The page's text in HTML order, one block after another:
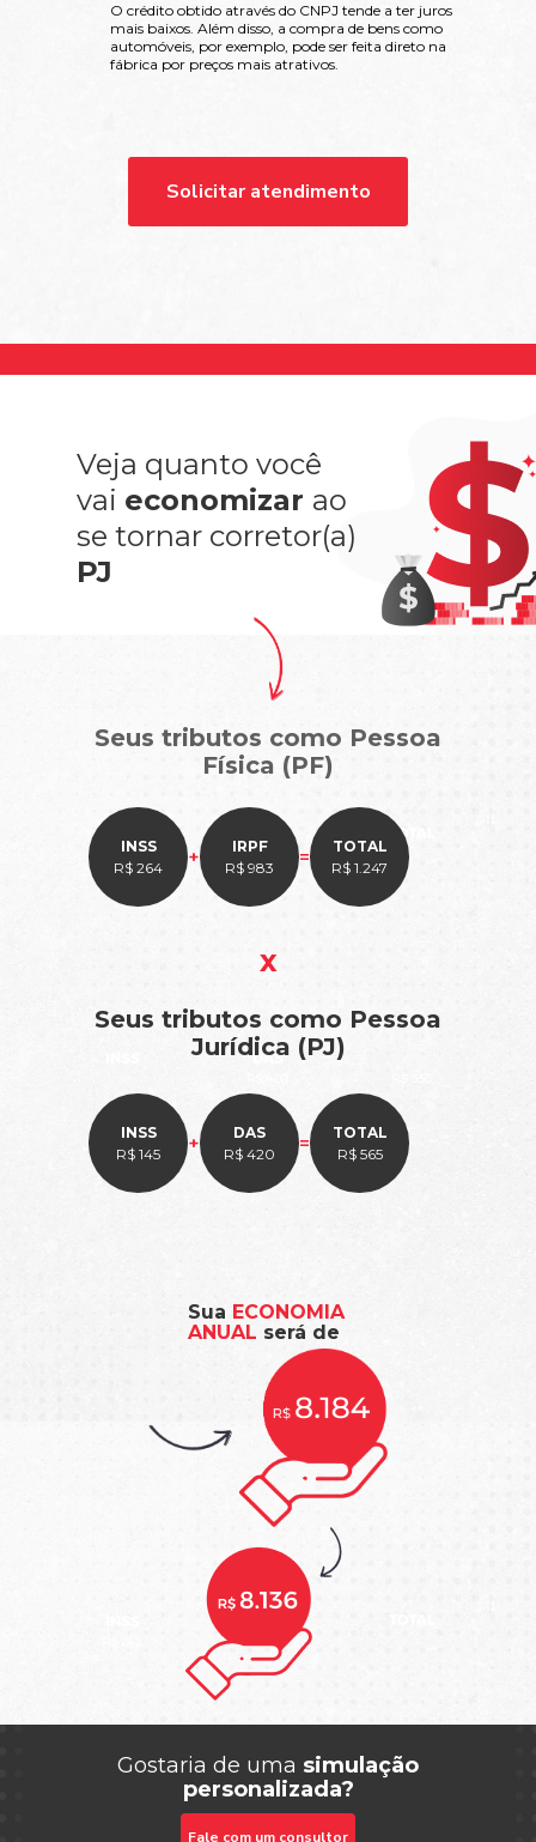
O crédito obtido através do CNPJ tende a ter juros
mais baixos. Além disso, a compra de bens como
automóveis, por exemplo, pode ser feita direto na
fábrica por preços mais atrativos.
Solicitar atendimento
Veja quanto você
vai economizar ao
se tornar corretor(a)
PJ
Seus tributos como Pessoa
Física (PF)
INSS
R$ 264
+
IRPF
R$ 983
=
TOTAL
R$ 1.247
x
Seus tributos como Pessoa
Jurídica (PJ)
INSS
R$ 145
+
DAS
R$ 420
=
TOTAL
R$ 565
Sua ECONOMIA
ANUAL será de
Gostaria de uma simulação
personalizada?
Fale com um consultor